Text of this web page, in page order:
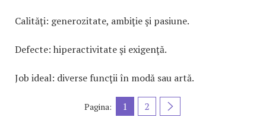
Calităţi: generozitate, ambiţie şi pasiune.
Defecte: hiperactivitate şi exigenţă.
Job ideal: diverse funcţii în modă sau artă.
Pagina: 1 2